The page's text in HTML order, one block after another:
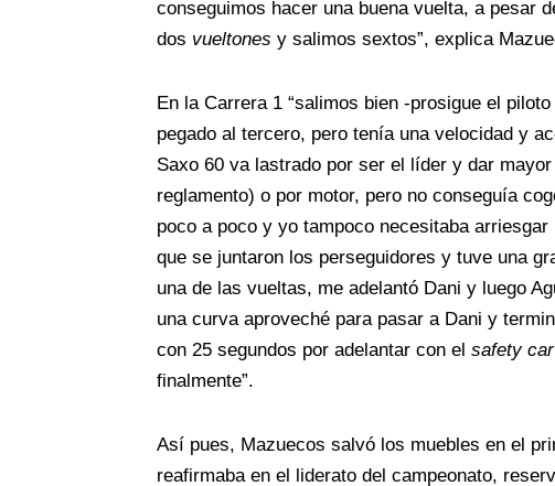
conseguimos hacer una buena vuelta, a pesar
dos vueltones y salimos sextos”, explica
En la Carrera 1 “salimos bien -prosigue el
pegado al tercero, pero tenía una velocidad y
Saxo 60 va lastrado por ser el líder y dar
reglamento) o por motor, pero no conseguía
poco a poco y yo tampoco necesitaba
que se juntaron los perseguidores y tuve una
una de las vueltas, me adelantó Dani y luego
una curva aproveché para pasar a Dani y
con 25 segundos por adelantar con el safety car
finalmente”.
Así pues, Mazuecos salvó los muebles en el
reafirmaba en el liderato del campeonato,